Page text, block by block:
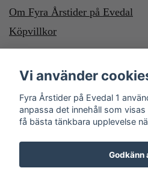
Om Fyra Årstider på Evedal
Köpvillkor
BETALA MED SWISH, SWISHA DU
Vi använder
Fyra Årstider på Evedal 1
anpassa det innehåll som
få bästa tänkbara upplevelse
Godkänn